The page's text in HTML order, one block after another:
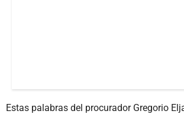
Estas palabras del procurador Gregorio